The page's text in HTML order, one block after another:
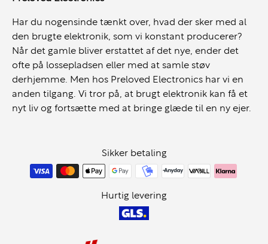
Har du nogensinde tænkt over, hvad der sker med al
den brugte elektronik, som vi konstant producerer?
Når det gamle bliver erstattet af det nye, ender det
ofte på lossepladsen eller med at samle støv
derhjemme. Men hos Preloved Electronics har vi en
anden tilgang. Vi tror på, at brugt elektronik kan få et
nyt liv og fortsætte med at bringe glæde til en ny ejer.
Sikker betaling
Hurtig levering